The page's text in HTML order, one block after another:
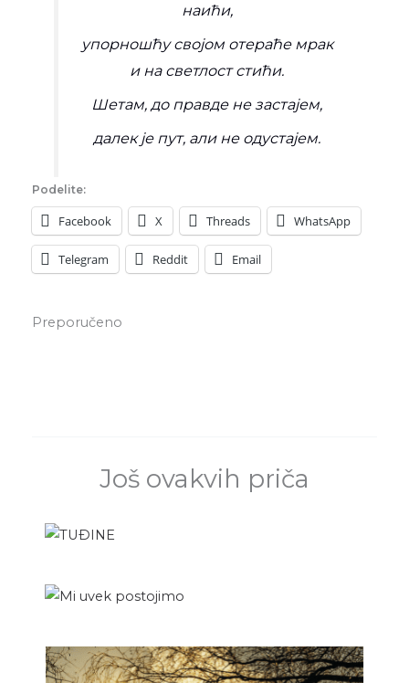
наићи,
упорношћу својом отераће мрак
и на светлост стићи.
Шетам, до правде не застајем,
далек је пут, али не одустајем.
Podelite:
Facebook X Threads WhatsApp
Telegram Reddit Email
Preporučeno
Još ovakvih priča